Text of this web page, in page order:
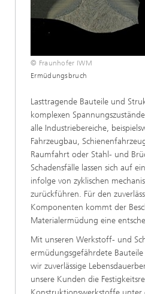
© Fraunhofer IWM
Ermüdungsbruch
Lasttragende Bauteile und
komplexen
alle Industriebereiche,
Fahrzeugbau,
Raumfahrt oder Stahl- und
Schadensfälle lassen sich auf
infolge von zyklischen
zurückführen. Für den
Komponenten kommt der
Materialermüdung eine
Mit unseren Werkstoff- und
ermüdungsgefährdete
wir zuverlässige
unsere Kunden die